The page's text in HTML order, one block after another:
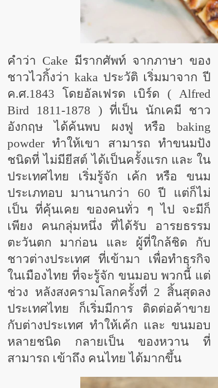
คำว่า Cake มีรากศัพท์ จากภาษา ของ
ชาวไวกิ้งว่า kaka ประวัติ เริ่มมาจาก ปี
ค.ศ.1843 โดยอัลเฟรด เบิร์ด ( Alfred
Bird 1811-1878 ) ที่เป็น นักเคมี ชาว
อังกฤษ ได้ค้นพบ ผงฟู หรือ baking
powder ทำให้เขา สามารถ ทำขนมปัง
ชนิดที่ ไม่มียีสต์ ได้เป็นครั้งแรก และ ใน
ประเทศไทย เริ่มรู้จัก เค้ก หรือ ขนม
ประเภทอบ มานานกว่า 60 ปี แต่ก็ไม่
เป็น ที่คุ้นเคย ของคนทั่ว ๆ ไป จะมีก็
เพียง คนกลุ่มหนึ่ง ที่ได้รับ อารยธรรม
ตะวันตก มาก่อน และ ผู้ที่ใกล้ชิด กับ
ชาวต่างประเทศ ที่เข้ามา เพื่อทำธุรกิจ
ในเมืองไทย ที่จะรู้จัก ขนมอบ พวกนี้ แต่
ช่วง หลังสงครามโลกครั้งที่ 2 สิ้นสุดลง
ประเทศไทย ก็เริ่มมีการ ติดต่อค้าขาย
กับต่างประเทศ ทำให้เค้ก และ ขนมอบ
หลายชนิด กลายเป็น ของหวาน ที่
สามารถ เข้าถึง คนไทย ได้มากขึ้น